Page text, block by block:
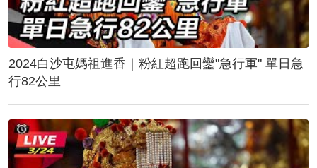
2024白沙屯媽祖進香｜粉紅超跑回鑾"急行軍" 單日急
行82公里